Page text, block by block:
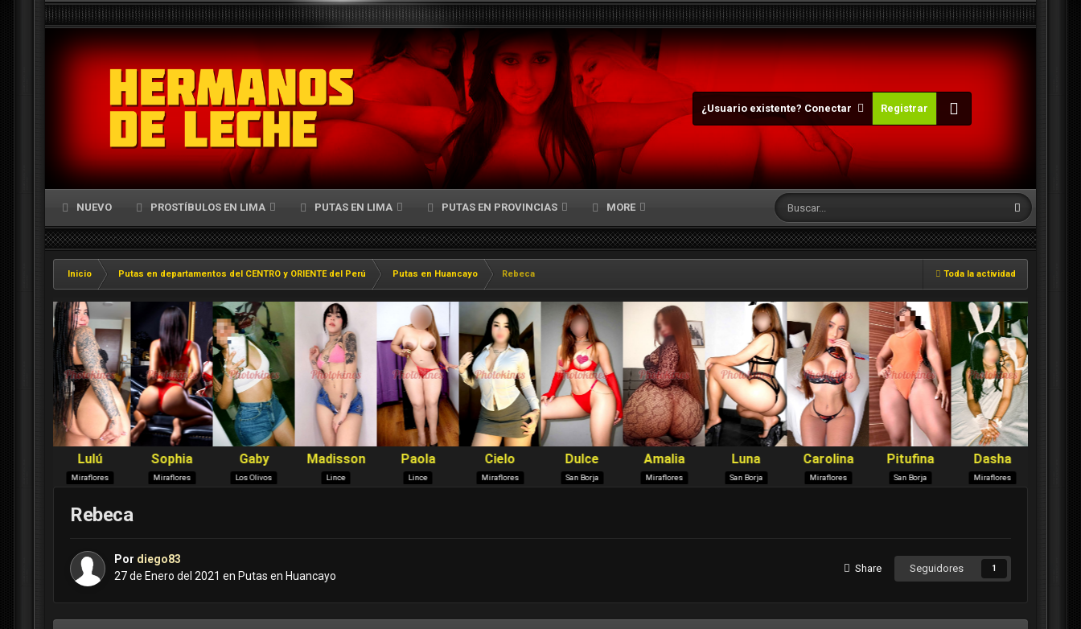
¿Usuario existente? Conectar Registrar
NUEVO PROSTÍBULOS EN LIMA PUTAS EN LIMA PUTAS EN PROVINCIAS MORE
Toda la actividad
Inicio Putas en departamentos del CENTRO y ORIENTE del Perú Putas en Huancayo Rebeca
Rebeca
Por diego83
27 de Enero del 2021 en Putas en Huancayo
Share Seguidores 1